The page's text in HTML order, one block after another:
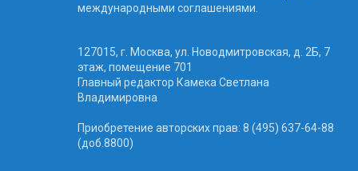
международными соглашениями.
127015, г. Москва, ул. Новодмитровская, д. 2Б, 7
этаж, помещение 701
Главный редактор Камека Светлана
Владимировна
Приобретение авторских прав: 8 (495) 637-64-88
(доб.8800)